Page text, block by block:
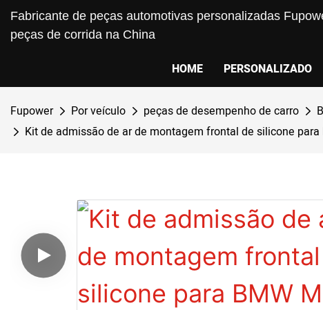
Fabricante de peças automotivas personalizadas
peças de corrida na China
HOME PERSONALIZADO
Fupower Por veículo peças de desempenho de carro
Kit de admissão de ar de montagem frontal de silicone para